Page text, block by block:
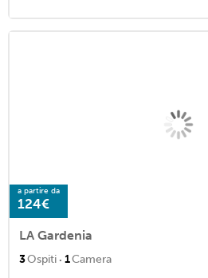
a partire da
124€
LA Gardenia
3Ospiti · 1Camera